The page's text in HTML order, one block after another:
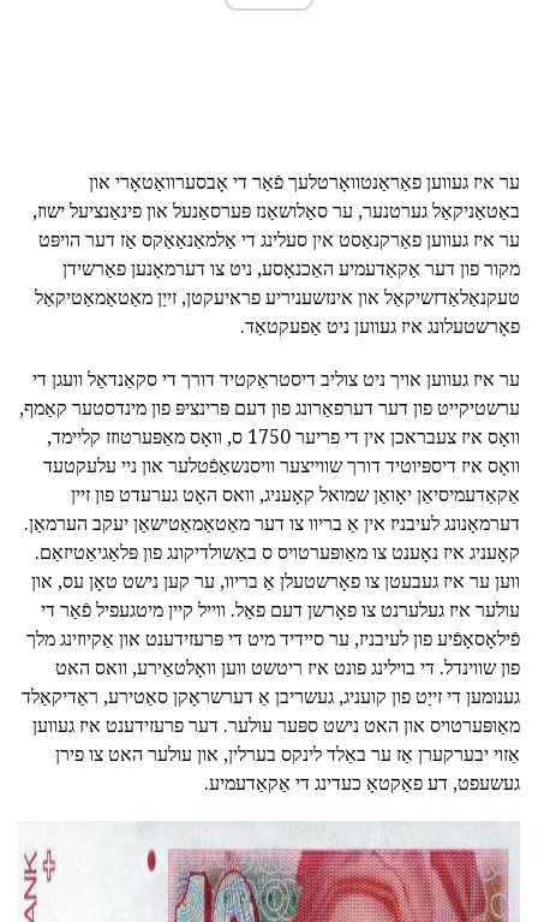
ער איז געווען פאַראַנטוואָרטלעך פֿאַר די אָבסערוואַטאָרי און
באַטאַניקאַל גערטנער, ער סאַלושאַנז פּערסאַנעל און פינאַנציעל ישוז,
ער איז געווען פאַרקנאַסט אין סעלינג די אַלמאַנאַאַקס אַז דער הויפּט
מקור פון דער אַקאַדעמיע האַכנאָסע, ניט צו דערמאָנען פאַרשידן
טעקנאַלאַדזשיקאַל און אינזשעניריע פראיעקטן, זייַן מאַטאַמאַטיקאַל
פאָרשטעלונג איז געווען ניט אַפעקטאַד.
ער איז געווען אויך ניט צוליב דיסטראַקטיד דורך די סקאַנדאַל וועגן די
ערשטיקייט פון דער דערפאַרונג פון דעם פּרינציפּ פון מינדסטער קאַמף,
וואָס איז צעבראכן אין די פריער 1750 ס, וואָס מאַפּערטוזז קליימד,
וואָס איז דיספּיוטיד דורך שווייצער וויסנשאַפֿטלער און ניי עלעקטעד
אַקאַדעמיסיאַן יאָואַן שמואל קאָעניג, וואס האָט גערעדט פון זיין
דערמאָנונג לעיבניז אין אַ בריוו צו דער מאַטאַמאַטישאַן יעקב הערמאַן.
קאָעניג איז נאָענט צו מאַופּערטויס ס באַשולדיקונג פון פּלאַגיאַטיזאַם.
ווען ער איז געבעטן צו פאָרשטעלן אַ בריוו, ער קען נישט טאָן עס, און
עולער איז געלערנט צו פאָרשן דעם פאַל. ווייל קיין מיטגעפיל פֿאַר די
פֿילאָסאָפֿיע פון לעיבניז, ער סיידיד מיט די פּרעזידענט און אַקיוזינג מלך
פון שווינדל. די בוילינג פונט איז ריטשט ווען וואָלטאַירע, וואס האט
גענומען די זייַט פון קועניג, געשריבן אַ דערשראָקן סאַטירע, ראַדיקאַלד
מאַופּערטויס און האט נישט ספּער עולער. דער פרעזידענט איז געווען
אַזוי יבערקערן אַז ער באַלד לינקס בערלין, און עולער האט צו פירן
געשעפט, דע פאַקטאָ כעדינג די אַקאַדעמיע.